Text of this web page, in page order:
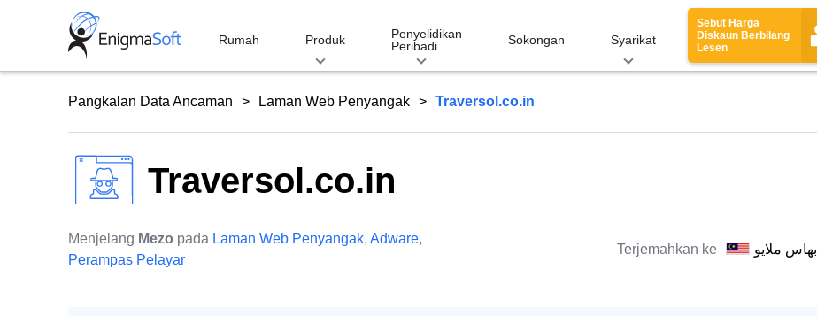
Rumah Produk
Penyelidikan
Peribadi
Sokongan Syarikat
Sebut Harga
Diskaun Berbilang
Lesen
Pangkalan Data Ancaman Laman Web Penyangak Traversol.co.in
Traversol.co.in
Menjelang Mezo pada Laman Web Penyangak, Adware,
Perampas Pelayar
Terjemahkan ke بهاس ملايو